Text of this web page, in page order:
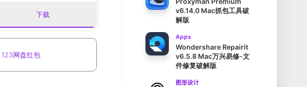
下载
123网盘红包
v6.14.0 Mac抓包工具破
解版
Apps
Wondershare Repairit
v6.5.8 Mac万兴易修-文
件修复破解版
图形设计